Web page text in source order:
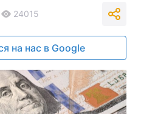
24015
на нас в Google